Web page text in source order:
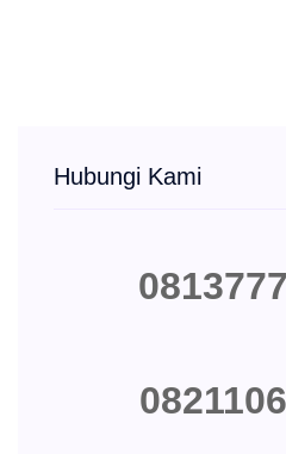
Hubungi Kami